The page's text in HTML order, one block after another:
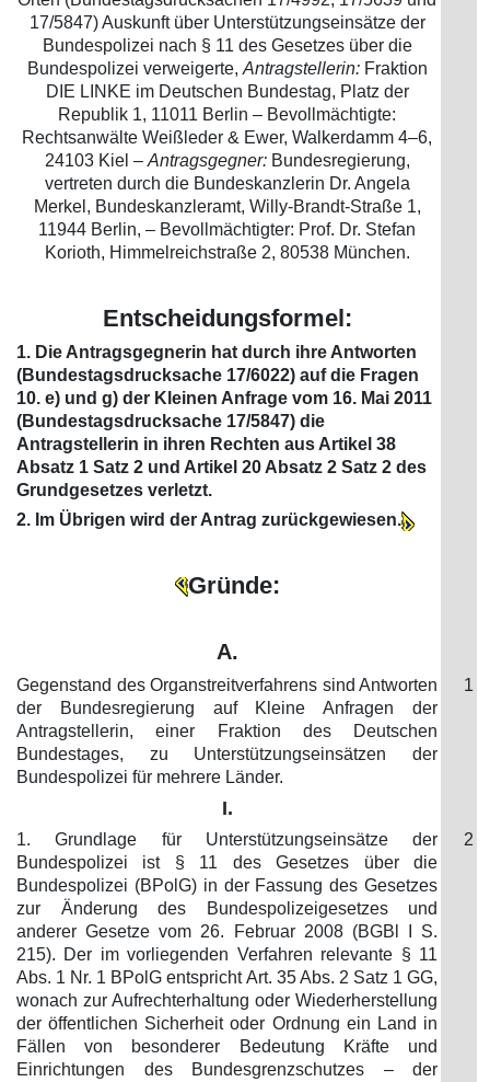
17/5847) Auskunft über Unterstützungseinsätze der
Bundespolizei nach § 11 des Gesetzes über die
Bundespolizei verweigerte, Antragstellerin: Fraktion
DIE LINKE im Deutschen Bundestag, Platz der
Republik 1, 11011 Berlin – Bevollmächtigte:
Rechtsanwälte Weißleder & Ewer, Walkerdamm 4–6,
24103 Kiel – Antragsgegner: Bundesregierung,
vertreten durch die Bundeskanzlerin Dr. Angela
Merkel, Bundeskanzleramt, Willy-Brandt-Straße 1,
11944 Berlin, – Bevollmächtigter: Prof. Dr. Stefan
Korioth, Himmelreichstraße 2, 80538 München.
Entscheidungsformel:
1. Die Antragsgegnerin hat durch ihre Antworten
(Bundestagsdrucksache 17/6022) auf die Fragen
10. e) und g) der Kleinen Anfrage vom 16. Mai 2011
(Bundestagsdrucksache 17/5847) die
Antragstellerin in ihren Rechten aus Artikel 38
Absatz 1 Satz 2 und Artikel 20 Absatz 2 Satz 2 des
Grundgesetzes verletzt.
2. Im Übrigen wird der Antrag zurückgewiesen.
Gründe:
A.
Gegenstand des Organstreitverfahrens sind Antworten
der Bundesregierung auf Kleine Anfragen der
Antragstellerin, einer Fraktion des Deutschen
Bundestages, zu Unterstützungseinsätzen der
Bundespolizei für mehrere Länder.
1
I.
1. Grundlage für Unterstützungseinsätze der
Bundespolizei ist § 11 des Gesetzes über die
Bundespolizei (BPolG) in der Fassung des Gesetzes
zur Änderung des Bundespolizeigesetzes und
anderer Gesetze vom 26. Februar 2008 (BGBl I S.
215). Der im vorliegenden Verfahren relevante § 11
Abs. 1 Nr. 1 BPolG entspricht Art. 35 Abs. 2 Satz 1 GG,
wonach zur Aufrechterhaltung oder Wiederherstellung
der öffentlichen Sicherheit oder Ordnung ein Land in
Fällen von besonderer Bedeutung Kräfte und
Einrichtungen des Bundesgrenzschutzes – der
2